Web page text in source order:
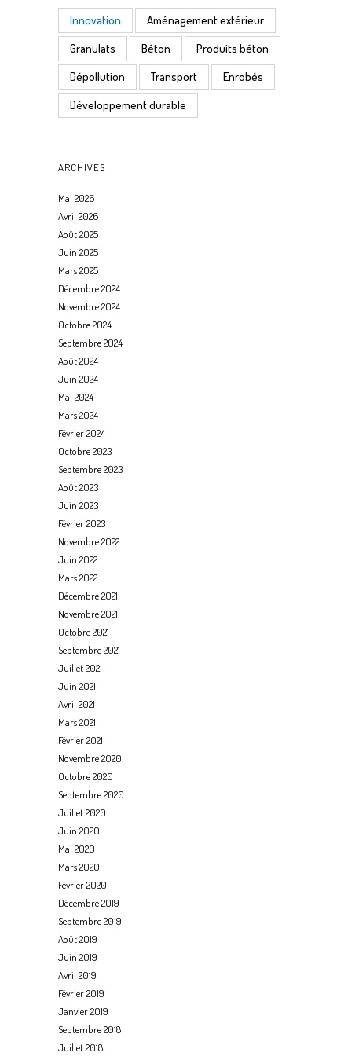
Innovation
Aménagement extérieur
Granulats
Béton
Produits béton
Dépollution
Transport
Enrobés
Développement durable
ARCHIVES
Mai 2026
Avril 2026
Août 2025
Juin 2025
Mars 2025
Décembre 2024
Novembre 2024
Octobre 2024
Septembre 2024
Août 2024
Juin 2024
Mai 2024
Mars 2024
Février 2024
Octobre 2023
Septembre 2023
Août 2023
Juin 2023
Février 2023
Novembre 2022
Juin 2022
Mars 2022
Décembre 2021
Novembre 2021
Octobre 2021
Septembre 2021
Juillet 2021
Juin 2021
Avril 2021
Mars 2021
Février 2021
Novembre 2020
Octobre 2020
Septembre 2020
Juillet 2020
Juin 2020
Mai 2020
Mars 2020
Février 2020
Décembre 2019
Septembre 2019
Août 2019
Juin 2019
Avril 2019
Février 2019
Janvier 2019
Septembre 2018
Juillet 2018